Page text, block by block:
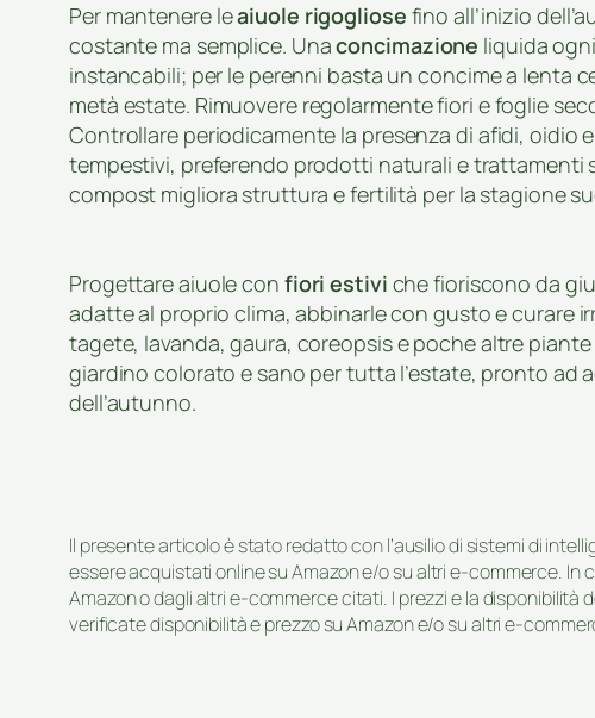
Per mantenere leaiuole rigogliose fino all’inizio
costante ma semplice. Unaconcimazione liquida
instancabili; per le perenni basta un concime a lenta
metà estate. Rimuovere regolarmente fiori e foglie
Controllare periodicamente la presenza di afidi, oidio
tempestivi, preferendo prodotti naturali e trattamenti
compost migliora struttura e fertilità per la stagione
Progettare aiuole con fiori estivi che fioriscono da
adatte al proprio clima, abbinarle con gusto e curare
tagete, lavanda, gaura, coreopsis e poche altre
giardino colorato e sano per tutta l’estate, pronto ad
dell’autunno.
Il presente articolo è stato redatto con l’ausilio di sistemi di
essere acquistati online su Amazon e/o su altri e-commerce.
Amazon o dagli altri e-commerce citati. I prezzi e la
verificate disponibilità e prezzo su Amazon e/o su altri e-